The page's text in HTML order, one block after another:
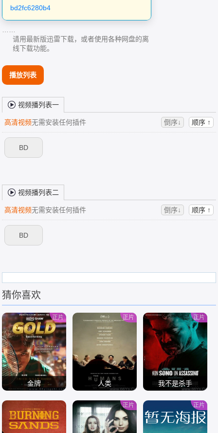
bd2fc6280b4
请用最新版迅雷下载，或者使用各种网盘的离
线下载功能。
播放列表
视频播列表一
高清视频无需安装任何插件 倒序↓ 顺序 ↑
BD
视频播列表二
高清视频无需安装任何插件 倒序↓ 顺序 ↑
BD
猜你喜欢
金牌
正片
人类
/
正片
我不是杀手
/
正片
正片 正片